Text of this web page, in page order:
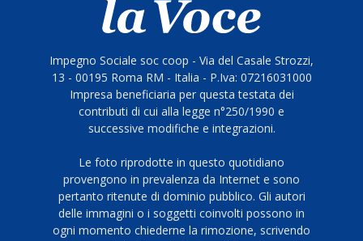
Impegno Sociale soc coop - Via del Casale Strozzi,
13 - 00195 Roma RM - Italia - P.Iva: 07216031000
Impresa beneficiaria per questa testata dei
contributi di cui alla legge n°250/1990 e
successive modifiche e integrazioni.
Le foto riprodotte in questo quotidiano
provengono in prevalenza da Internet e sono
pertanto ritenute di dominio pubblico. Gli autori
delle immagini o i soggetti coinvolti possono in
ogni momento chiederne la rimozione, scrivendo